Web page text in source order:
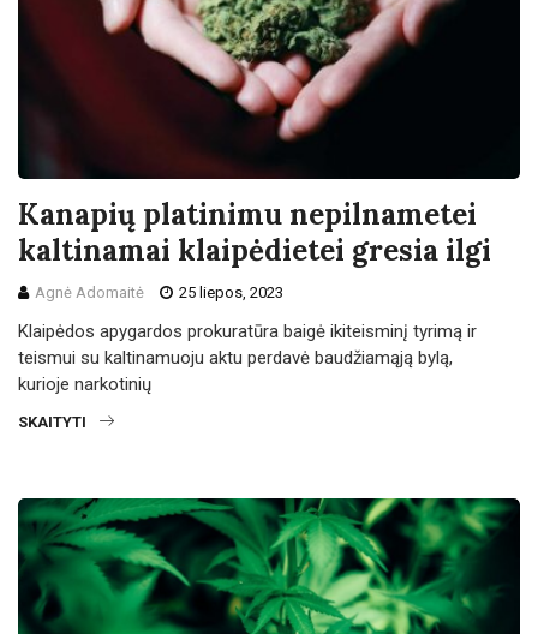
Kanapių platinimu nepilnametei
kaltinamai klaipėdietei gresia ilgi
Agnė Adomaitė 25 liepos, 2023
Klaipėdos apygardos prokuratūra baigė ikiteisminį tyrimą ir
teismui su kaltinamuoju aktu perdavė baudžiamąją bylą,
kurioje narkotinių
SKAITYTI